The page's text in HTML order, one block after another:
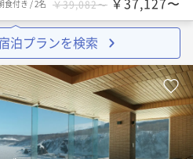
食付き /2名 ￥39,082〜
泊プランを検索